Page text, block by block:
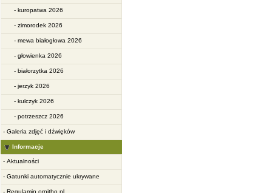
- kuropatwa 2026
- zimorodek 2026
- mewa białogłowa 2026
- głowienka 2026
- białorzytka 2026
- jerzyk 2026
- kulczyk 2026
- potrzeszcz 2026
- Galeria zdjęć i dźwięków
Informacje
- Aktualności
- Gatunki automatycznie ukrywane
- Regulamin ornitho.pl